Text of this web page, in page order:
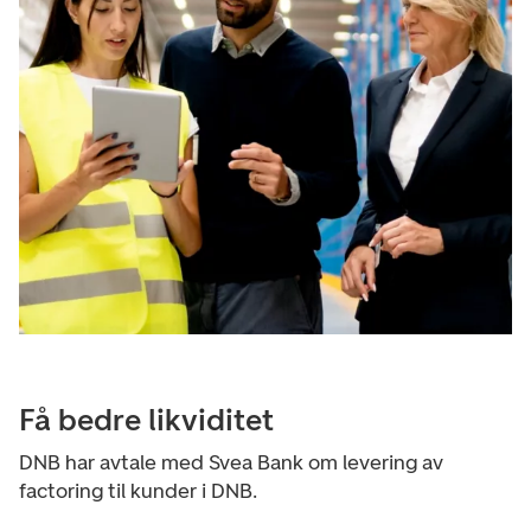
Få bedre likviditet
DNB har avtale med Svea Bank om levering av
factoring til kunder i DNB.